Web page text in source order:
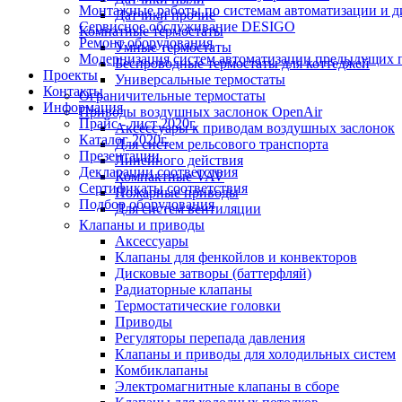
Монтажные работы по системам автоматизации и
Сервисное обслуживание DESIGO
Ремонт оборудования
Модернизация систем автоматизации
Проекты
Контакты
Информация
Прайс - лист 2020г.
Каталог 2020г.
Презентации
Декларации соответствия
Сертификаты соответствия
Подбор оборудования
Датчики прочие
Комнатные термостаты
Умные термостаты
Беспроводные термостаты для коттеджей
Универсальные термостаты
Ограничительные термостаты
Приводы воздушных заслонок OpenAir
Аксессуары к приводам воздушных заслонок
Для систем рельсового транспорта
Линейного действия
Компактные VAV
Пожарные приводы
Для систем вентиляции
Клапаны и приводы
Аксессуары
Клапаны для фенкойлов и конвекторов
Дисковые затворы (баттерфляй)
Радиаторные клапаны
Термостатические головки
Приводы
Регуляторы перепада давления
Клапаны и приводы для холодильных систем
Комбиклапаны
Электромагнитные клапаны в сборе